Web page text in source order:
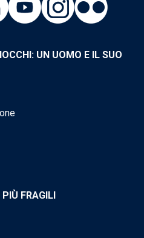
UN UOMO E IL SUO
FRAGILI